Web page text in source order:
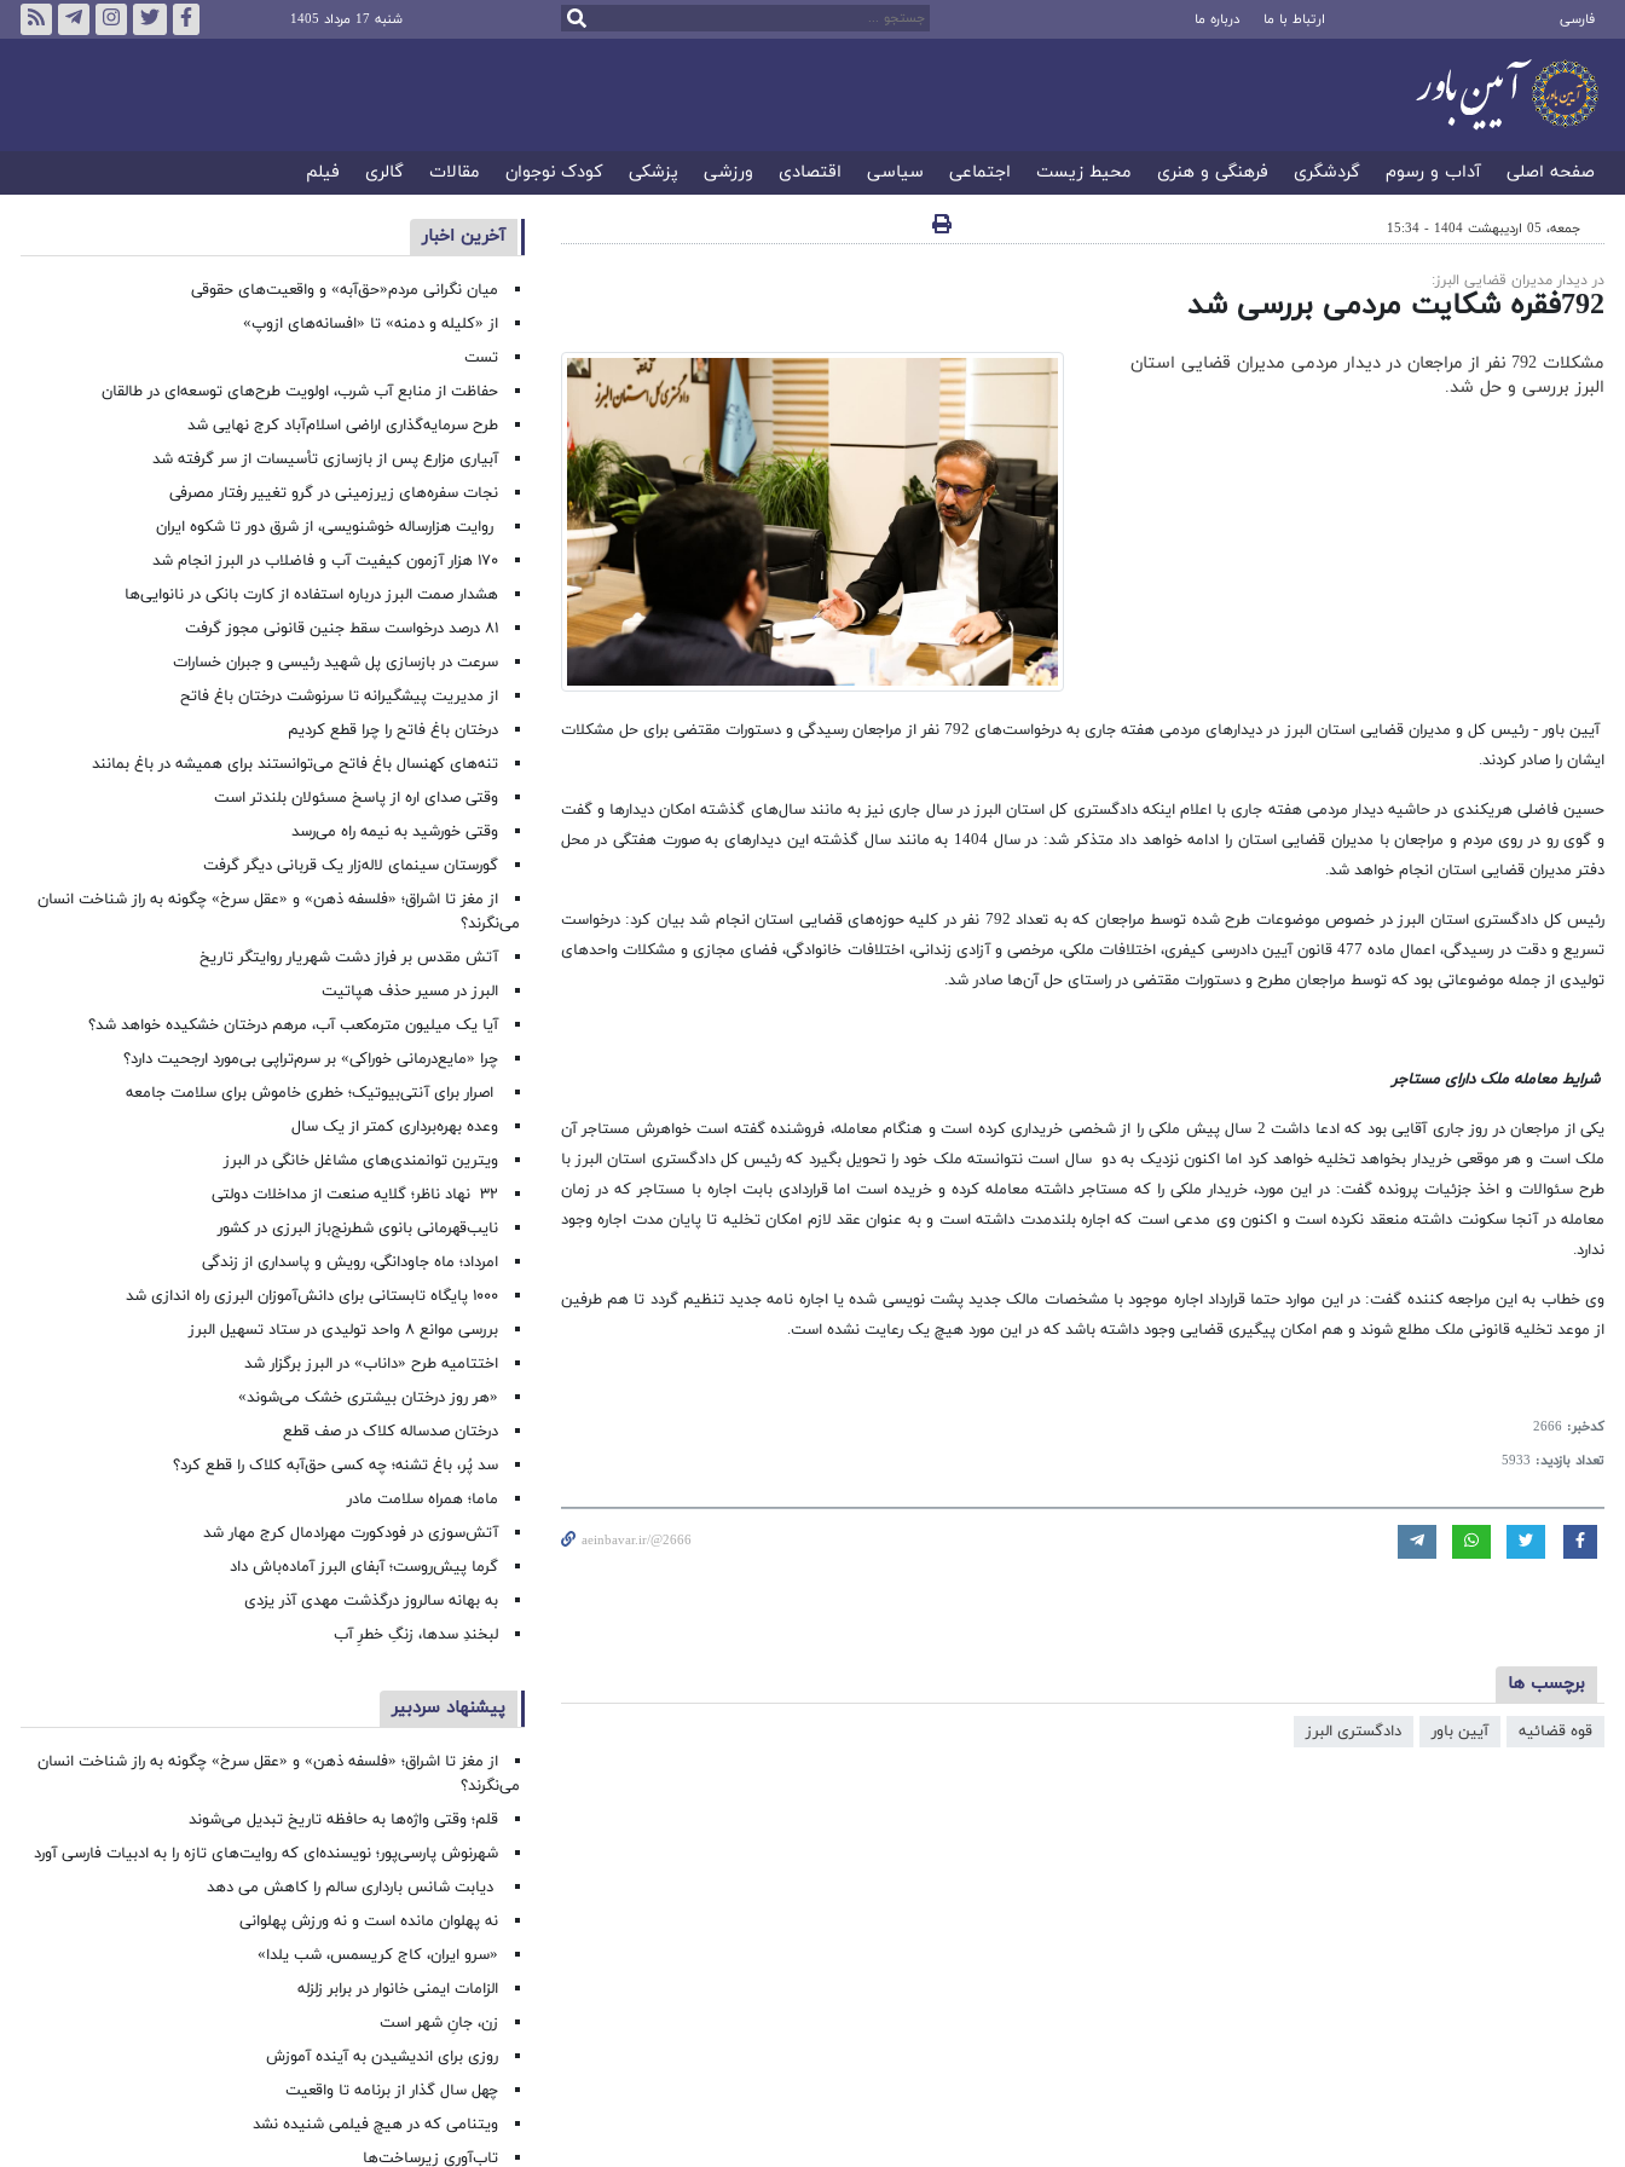
فارسی ارتباط با ما درباره ما شنبه 17 مرداد 1405
صفحه اصلی آداب و رسوم گردشگری فرهنگی و هنری محیط زیست اجتماعی سیاسی اقتصادی ورزشی پزشکی کودک نوجوان مقالات گالری فیلم
جمعه، 05 اردیبهشت 1404 - 15:34
در دیدار مدیران قضایی البرز:
792فقره شکایت مردمی بررسی شد
مشکلات 792 نفر از مراجعان در دیدار مردمی مدیران قضایی استان
البرز بررسی و حل شد.
آیین باور -
رئیس کل و مدیران قضایی استان البرز در دیدارهای مردمی هفته جاری به درخواست‌های 792 نفر از مراجعان رسیدگی و دستورات مقتضی برای حل مشکلات
ایشان را صادر کردند.
حسین فاضلی هریکندی در حاشیه دیدار مردمی هفته جاری با اعلام اینکه دادگستری کل استان البرز در سال جاری نیز به مانند سال‌های گذشته امکان دیدارها و گفت
و گوی رو در روی مردم و مراجعان با مدیران قضایی استان را ادامه خواهد داد متذکر شد: در سال 1404 به مانند سال گذشته این دیدارهای به صورت هفتگی در محل
دفتر مدیران قضایی استان انجام خواهد شد.
رئیس کل دادگستری استان البرز در خصوص موضوعات طرح شده توسط مراجعان که به تعداد 792 نفر در کلیه حوزه‌های قضایی استان انجام شد بیان کرد: درخواست
تسریع و دقت در رسیدگی، اعمال ماده 477 قانون آیین دادرسی کیفری، اختلافات ملکی، مرخصی و آزادی زندانی، اختلافات خانوادگی، فضای مجازی و مشکلات واحدهای
تولیدی از جمله موضوعاتی بود که توسط مراجعان مطرح و دستورات مقتضی در راستای حل آن‌ها صادر شد.
شرایط معامله ملک دارای مستاجر
یکی از مراجعان در روز جاری آقایی بود که ادعا داشت 2 سال پیش ملکی را از شخصی خریداری کرده است و هنگام معامله، فروشنده گفته است خواهرش مستاجر آن
ملک است و هر موقعی خریدار بخواهد تخلیه خواهد کرد اما اکنون نزدیک به دو سال است نتوانسته ملک خود را تحویل بگیرد که رئیس کل دادگستری استان البرز با
طرح سئوالات و اخذ جزئیات پرونده گفت: در این مورد، خریدار ملکی را که مستاجر داشته معامله کرده و خریده است اما قراردادی بابت اجاره با مستاجر که در زمان
معامله در آنجا سکونت داشته منعقد نکرده است و اکنون وی مدعی است که اجاره بلندمدت داشته است و به عنوان عقد لازم امکان تخلیه تا پایان مدت اجاره وجود
ندارد.
وی خطاب به این مراجعه کننده گفت: در این موارد حتما قرارداد اجاره موجود با مشخصات مالک جدید پشت نویسی شده یا اجاره نامه جدید تنظیم گردد تا هم طرفین
از موعد تخلیه قانونی ملک مطلع شوند و هم امکان پیگیری قضایی وجود داشته باشد که در این مورد هیچ یک رعایت نشده است.
کدخبر: 2666
تعداد بازدید: 5933
aeinbavar.ir/@2666
برچسب ها
قوه قضائیه آیین باور دادگستری البرز
آخرین اخبار
میان نگرانی مردم«حق‌آبه» و واقعیت‌های حقوقی
از «کلیله و دمنه» تا «افسانه‌های ازوپ»
تست
حفاظت از منابع آب شرب، اولویت طرح‌های توسعه‌ای در طالقان
طرح سرمایه‌گذاری اراضی اسلام‌آباد کرج نهایی شد
آبیاری مزارع پس از بازسازی تأسیسات از سر گرفته شد
نجات سفره‌های زیرزمینی در گرو تغییر رفتار مصرفی
روایت هزارساله خوشنویسی، از شرق دور تا شکوه ایران
۱۷۰ هزار آزمون کیفیت آب و فاضلاب در البرز انجام شد
هشدار صمت البرز درباره استفاده از کارت بانکی در نانوایی‌ها
۸۱ درصد درخواست‌ سقط جنین قانونی مجوز گرفت
سرعت در بازسازی پل شهید رئیسی و جبران خسارات
از مدیریت پیشگیرانه تا سرنوشت درختان باغ فاتح
درختان باغ فاتح را چرا قطع کردیم
تنه‌های کهنسال باغ فاتح می‌توانستند برای همیشه در باغ بمانند
وقتی صدای اره از پاسخ مسئولان بلندتر است
وقتی خورشید به نیمه راه می‌رسد
گورستان سینمای لاله‌زار یک قربانی دیگر گرفت
از مغز تا اشراق؛ «فلسفه ذهن» و «عقل سرخ» چگونه به راز شناخت انسان
می‌نگرند؟
آتش مقدس بر فراز دشت شهریار روایتگر تاریخ
البرز در مسیر حذف هپاتیت
آیا یک میلیون مترمکعب آب، مرهم درختان خشکیده خواهد شد؟
چرا «مایع‌درمانی خوراکی» بر سرم‌تراپی بی‌مورد ارجحیت دارد؟
اصرار برای آنتی‌بیوتیک؛ خطری خاموش برای سلامت جامعه
وعده بهره‌برداری کمتر از یک سال
ویترین توانمندی‌های مشاغل خانگی در البرز
۳۲ نهاد ناظر؛ گلایه صنعت از مداخلات دولتی
نایب‌قهرمانی بانوی شطرنج‌باز البرزی در کشور
امرداد؛ ماه جاودانگی، رویش و پاسداری از زندگی
۱۰۰۰ پایگاه تابستانی برای دانش‌آموزان البرزی راه اندازی شد
بررسی موانع ۸ واحد تولیدی در ستاد تسهیل البرز
اختتامیه طرح «داناب» در البرز برگزار شد
«هر روز درختان بیشتری خشک می‌شوند»
درختان صدساله کلاک در صف قطع
سد پُر، باغ تشنه؛ چه کسی حق‌آبه کلاک را قطع کرد؟
ماما؛ همراه سلامت مادر
آتش‌سوزی در فودکورت مهرادمال کرج مهار شد
گرما پیش‌روست؛ آبفای البرز آماده‌باش داد
به بهانه سالروز درگذشت مهدی آذر یزدی
لبخندِ سدها، زنگِ خطرِ آب
پیشنهاد سردبیر
از مغز تا اشراق؛ «فلسفه ذهن» و «عقل سرخ» چگونه به راز شناخت انسان
می‌نگرند؟
قلم؛ وقتی واژه‌ها به حافظه تاریخ تبدیل می‌شوند
شهرنوش پارسی‌پور؛ نویسنده‌ای که روایت‌های تازه را به ادبیات فارسی آورد
دیابت شانس بارداری سالم را کاهش می دهد
نه پهلوان مانده است و نه ورزش پهلوانی
«سرو ایران، کاج کریسمس، شب یلدا»
الزامات ایمنی خانوار در برابر زلزله
زن، جانِ شهر است
روزی برای اندیشیدن به آینده آموزش
چهل سال گذار از برنامه تا واقعیت
ویتنامی که در هیچ فیلمی شنیده نشد
تاب‌آوری زیرساخت‌ها